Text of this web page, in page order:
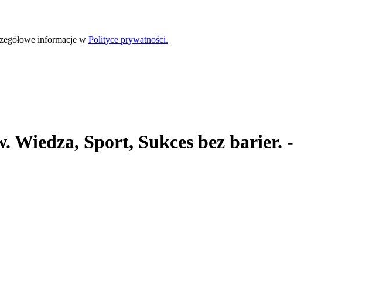
informacje w Polityce prywatności.
Wiedza, Sport, Sukces bez barier. -